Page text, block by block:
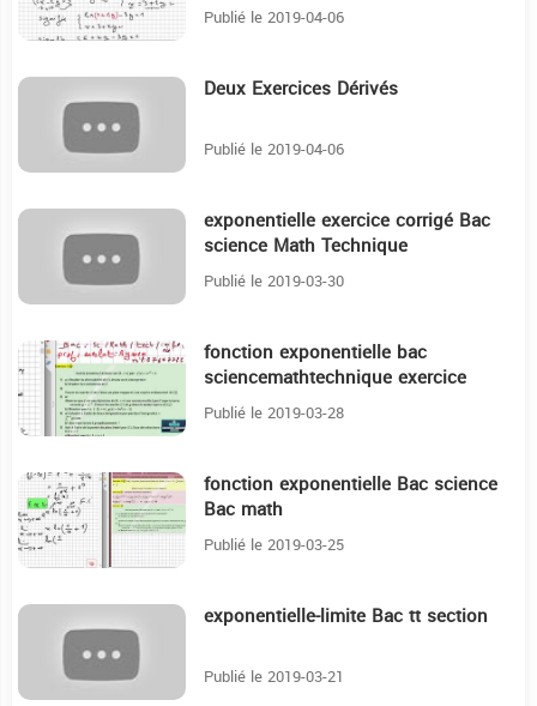
Publié le 2019-04-06
Deux Exercices Dérivés
Publié le 2019-04-06
exponentielle exercice corrigé Bac
science Math Technique
Publié le 2019-03-30
19:43 fonction exponentielle bac
sciencemathtechnique exercice
corrigé :) :)
Publié le 2019-03-28
8:40 fonction exponentielle Bac science
Bac math
Publié le 2019-03-25
exponentielle-limite Bac tt section
Publié le 2019-03-21